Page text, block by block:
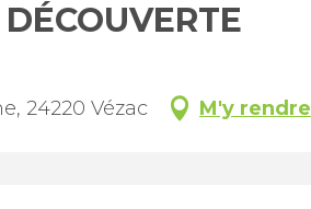
24220 Vézac M'y rendre